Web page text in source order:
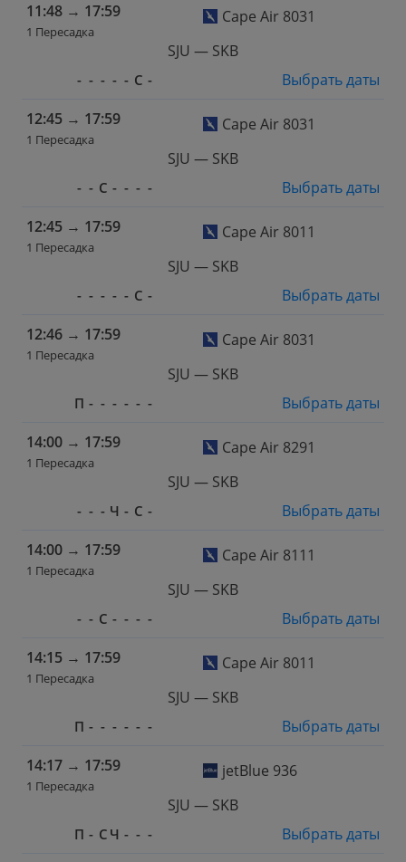
11:48 → 17:59
1 Пересадка
Cape Air 8031
SJU — SKB
- - - - - С -
Выбрать даты
12:45 → 17:59
1 Пересадка
Cape Air 8031
SJU — SKB
- - С - - - -
Выбрать даты
12:45 → 17:59
1 Пересадка
Cape Air 8011
SJU — SKB
- - - - - С -
Выбрать даты
12:46 → 17:59
1 Пересадка
Cape Air 8031
SJU — SKB
П - - - - - -
Выбрать даты
14:00 → 17:59
1 Пересадка
Cape Air 8291
SJU — SKB
- - - Ч - С -
Выбрать даты
14:00 → 17:59
1 Пересадка
Cape Air 8111
SJU — SKB
- - С - - - -
Выбрать даты
14:15 → 17:59
1 Пересадка
Cape Air 8011
SJU — SKB
П - - - - - -
Выбрать даты
14:17 → 17:59
1 Пересадка
jetBlue 936
SJU — SKB
П - С Ч - - -
Выбрать даты